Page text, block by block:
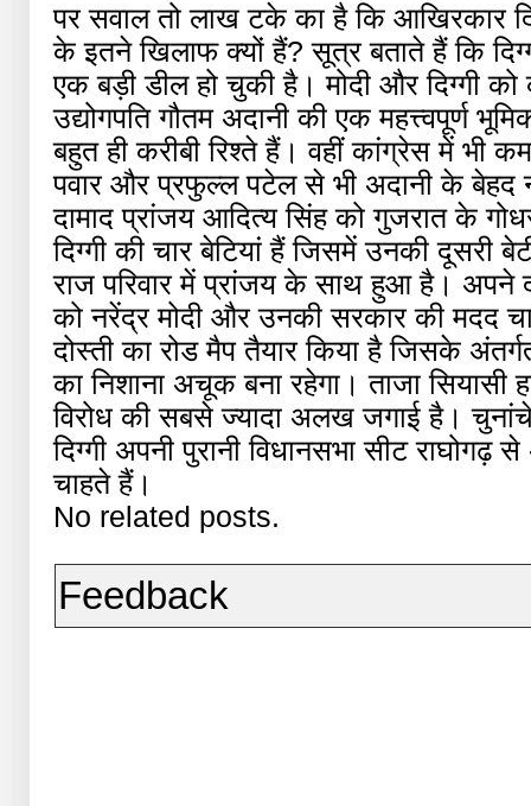
पर सवाल तो लाख टके का है कि आखिरकार
के इतने खिलाफ क्यों हैं? सूत्र बताते हैं कि
एक बड़ी डील हो चुकी है। मोदी और दिग्गी
उद्योगपति गौतम अदानी की एक महत्त्वपूर्ण
बहुत ही करीबी रिश्ते हैं। वहीं कांग्रेस में भी
पवार और प्रफुल्ल पटेल से भी अदानी के बेहद
दामाद प्रांजय आदित्य सिंह को गुजरात के
दिग्गी की चार बेटियां हैं जिसमें उनकी दूसरी
राज परिवार में प्रांजय के साथ हुआ है। अपने
को नरेंद्र मोदी और उनकी सरकार की मदद
दोस्ती का रोड मैप तैयार किया है जिसके
का निशाना अचूक बना रहेगा। ताजा सियासी
विरोध की सबसे ज्यादा अलख जगाई है। चुनांचे
दिग्गी अपनी पुरानी विधानसभा सीट
चाहते हैं।
No related posts.
Feedback